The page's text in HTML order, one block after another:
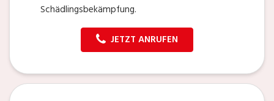
Schädlingsbekämpfung.
JETZT ANRUFEN